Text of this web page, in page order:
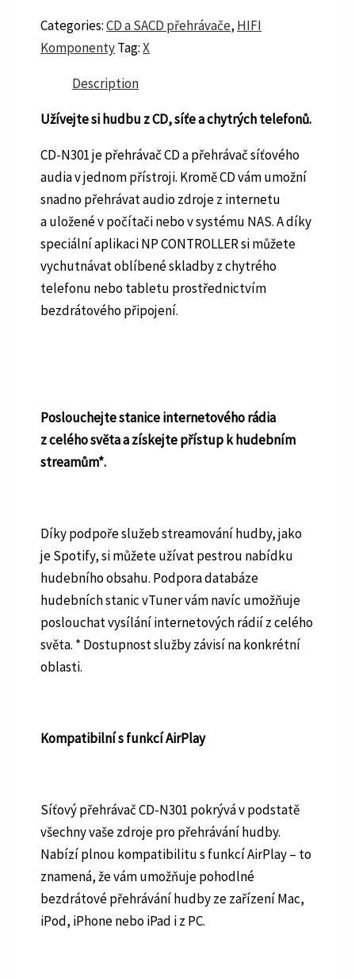
Categories:CD a SACD přehrávače, HIFI
KomponentyTag:X
Description
Užívejte si hudbu z CD, síťe a chytrých telefonů.
CD-N301 je přehrávač CD a přehrávač síťového
audia v jednom přístroji. Kromě CD vám umožní
snadno přehrávat audio zdroje z internetu
a uložené v počítači nebo v systému NAS. A díky
speciální aplikaci NP CONTROLLER si můžete
vychutnávat oblíbené skladby z chytrého
telefonu nebo tabletu prostřednictvím
bezdrátového připojení.
Poslouchejte stanice internetového rádia
z celého světa a získejte přístup k hudebním
streamům*.
Díky podpoře služeb streamování hudby, jako
je Spotify, si můžete užívat pestrou nabídku
hudebního obsahu. Podpora databáze
hudebních stanic vTuner vám navíc umožňuje
poslouchat vysílání internetových rádií z celého
světa. * Dostupnost služby závisí na konkrétní
oblasti.
Kompatibilní s funkcí AirPlay
Síťový přehrávač CD-N301 pokrývá v podstatě
všechny vaše zdroje pro přehrávání hudby.
Nabízí plnou kompatibilitu s funkcí AirPlay – to
znamená, že vám umožňuje pohodlné
bezdrátové přehrávání hudby ze zařízení Mac,
iPod, iPhone nebo iPad i z PC.